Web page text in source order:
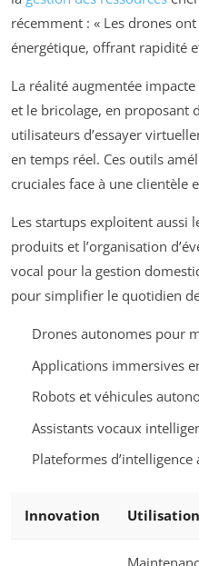
récemment : « Les drones
énergétique, offrant rapidité
La réalité augmentée
et le bricolage, en proposant
utilisateurs d’essayer
en temps réel. Ces outils
cruciales face à une clientèle
Les startups exploitent aussi
produits et l’organisation
vocal pour la gestion
pour simplifier le quotidien
Drones autonomes pour
Applications immersives
Robots et véhicules
Assistants vocaux
Plateformes
Innovation Utilisation